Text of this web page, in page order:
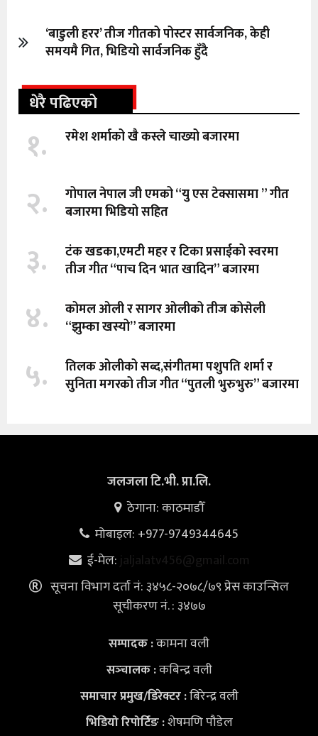
‘बाडुली हरर’ तीज गीतको पोस्टर सार्वजनिक, केही
समयमै गित, भिडियो सार्वजनिक हुँदै
धेरै पढिएको
१. रमेश शर्माको खै कस्ले चाख्यो बजारमा
२.
गोपाल नेपाल जी एमको “यु एस टेक्सासमा ” गीत
बजारमा भिडियो सहित
३.
टंक खडका,एमटी महर र टिका प्रसाईको स्वरमा
तीज गीत “पाच दिन भात खादिन” बजारमा
४.
कोमल ओली र सागर ओलीको तीज कोसेली
“झुम्का खस्यो” बजारमा
५.
तिलक ओलीको सब्द,संगीतमा पशुपति शर्मा र
सुनिता मगरको तीज गीत “पुतली भुरुभुरु” बजारमा
जलजला टि.भी. प्रा.लि.
ठेगाना: काठमाडौँ
मोबाइल: +977-9749344645
ई-मेल: jaljalatv456@gmail.com
सूचना विभाग दर्ता नं: ३४५८-२०७८/७९ प्रेस काउन्सिल
सूचीकरण नं. : ३४७७
सम्पादक :कामना वली
सञ्‍चालक :कबिन्द्र वली
समाचार प्रमुख/डिरेक्टर :बिरेन्द्र वली
भिडियोरिपोर्टिङ :शेषमणि पौडेल